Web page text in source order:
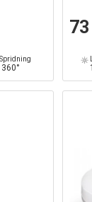
Spridning
360°